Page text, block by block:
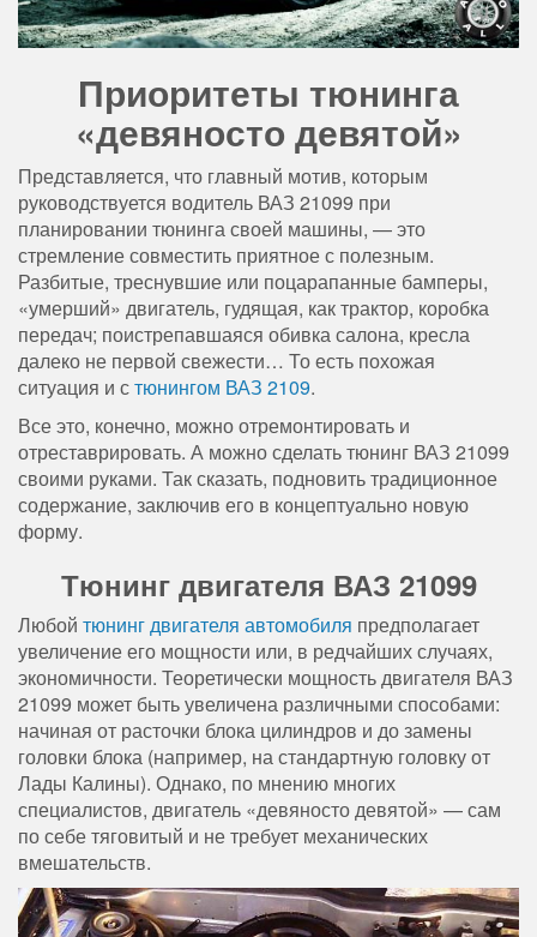
Приоритеты тюнинга
«девяносто девятой»
Представляется, что главный мотив, которым
руководствуется водитель ВАЗ 21099 при
планировании тюнинга своей машины, — это
стремление совместить приятное с полезным.
Разбитые, треснувшие или поцарапанные бамперы,
«умерший» двигатель, гудящая, как трактор, коробка
передач; поистрепавшаяся обивка салона, кресла
далеко не первой свежести… То есть похожая
ситуация и стюнингом ВАЗ 2109.
Все это, конечно, можно отремонтировать и
отреставрировать. А можно сделать тюнинг ВАЗ 21099
своими руками. Так сказать, подновить традиционное
содержание, заключив его в концептуально новую
форму.
Тюнинг двигателя ВАЗ 21099
Любой тюнинг двигателя автомобиля предполагает
увеличение его мощности или, в редчайших случаях,
экономичности. Теоретически мощность двигателя ВАЗ
21099 может быть увеличена различными способами:
начиная от расточки блока цилиндров и до замены
головки блока (например, на стандартную головку от
Лады Калины). Однако, по мнению многих
специалистов, двигатель «девяносто девятой» — сам
по себе тяговитый и не требует механических
вмешательств.